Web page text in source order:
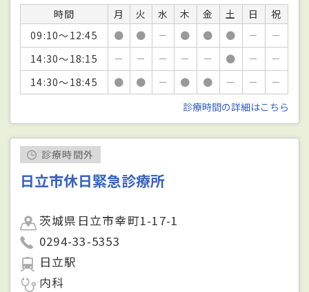
時間 月 火 水 木 金 土 日
祝
09:10～12:45
● ● － ● ● ● －
－
14:30～18:15
－ － － － － ● －
－
14:30～18:45
● ● － ● ● － －
－
診療時間の詳細はこちら
診療時間外
日立市休日緊急診療所
茨城県日立市幸町1-17-1
0294-33-5353
日立駅
内科